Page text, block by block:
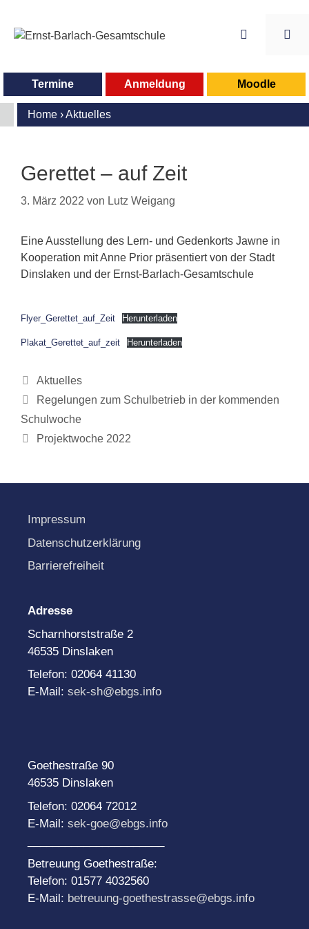
springen
Home ›Aktuelles
Termine Anmeldung Moodle
Gerettet – auf Zeit
3. März 2022 von Lutz Weigang
Eine Ausstellung des Lern- und Gedenkorts Jawne in
Kooperation mit Anne Prior präsentiert von der Stadt
Dinslaken und der Ernst-Barlach-Gesamtschule
Flyer_Gerettet_auf_Zeit Herunterladen
Plakat_Gerettet_auf_zeit Herunterladen
Kategorien
Aktuelles
Regelungen zum Schulbetrieb in der kommenden
Schulwoche
Projektwoche 2022
Impressum
Datenschutzerklärung
Barrierefreiheit
Adresse
Scharnhorststraße 2
46535 Dinslaken
Telefon: 02064 41130
E-Mail: sek-sh@ebgs.info
Goethestraße 90
46535 Dinslaken
Telefon: 02064 72012
E-Mail: sek-goe@ebgs.info
Betreuung Goethestraße:
Telefon: 01577 4032560
E-Mail: betreuung-goethestrasse@ebgs.info